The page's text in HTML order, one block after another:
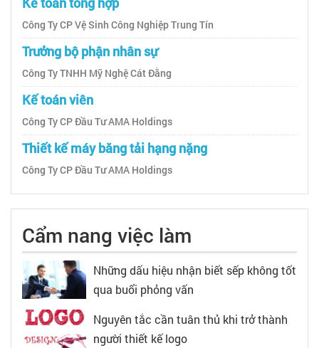
Công Ty CP Vệ Sinh Công Nghiệp Trung Tín
Trưởng bộ phận nhân sự
Công Ty TNHH Mỹ Nghệ Cát Đằng
Kế toán viên
Công Ty CP Đầu Tư AMA Holdings
Thiết kế máy băng tải hạng nặng
Công Ty CP Đầu Tư AMA Holdings
Cẩm nang việc làm
Những dấu hiệu nhận biết sếp không tốt
qua buổi phỏng vấn
Nguyên tắc cần tuân thủ khi trở thành
người thiết kế logo